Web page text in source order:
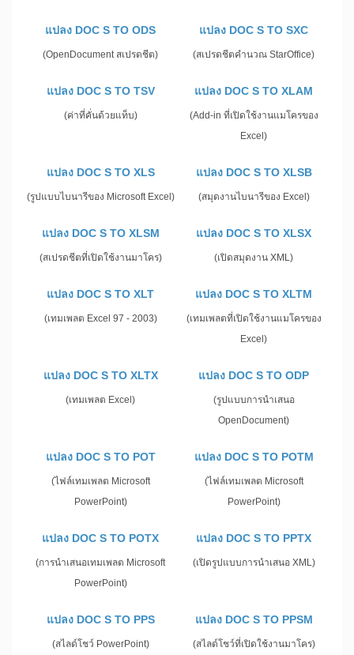
แปลง DOC S TO ODS
(OpenDocument สเปรดชีต)
แปลง DOC S TO SXC
(สเปรดชีตคำนวณ StarOffice)
แปลง DOC S TO TSV
(ค่าที่คั่นด้วยแท็บ)
แปลง DOC S TO XLAM
(Add-in ที่เปิดใช้งานแมโครของ
Excel)
แปลง DOC S TO XLS
(รูปแบบไบนารีของ Microsoft Excel)
แปลง DOC S TO XLSB
(สมุดงานไบนารีของ Excel)
แปลง DOC S TO XLSM
(สเปรดชีตที่เปิดใช้งานมาโคร)
แปลง DOC S TO XLSX
(เปิดสมุดงาน XML)
แปลง DOC S TO XLT
(เทมเพลต Excel 97 - 2003)
แปลง DOC S TO XLTM
(เทมเพลตที่เปิดใช้งานแมโครของ
Excel)
แปลง DOC S TO XLTX
(เทมเพลต Excel)
แปลง DOC S TO ODP
(รูปแบบการนำเสนอ
OpenDocument)
แปลง DOC S TO POT
(ไฟล์เทมเพลต Microsoft
PowerPoint)
แปลง DOC S TO POTM
(ไฟล์เทมเพลต Microsoft
PowerPoint)
แปลง DOC S TO POTX
(การนำเสนอเทมเพลต Microsoft
PowerPoint)
แปลง DOC S TO PPTX
(เปิดรูปแบบการนำเสนอ XML)
แปลง DOC S TO PPS
(สไลด์โชว์ PowerPoint)
แปลง DOC S TO PPSM
(สไลด์โชว์ที่เปิดใช้งานมาโคร)